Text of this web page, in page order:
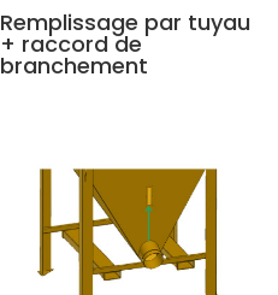
Remplissage par tuyau
+ raccord de
branchement